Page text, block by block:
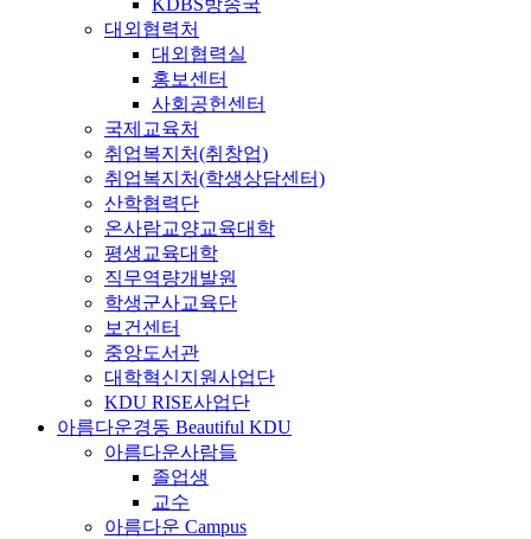
KDBS방송국
대외협력처
대외협력실
홍보센터
사회공헌센터
국제교육처
취업복지처(취창업)
취업복지처(학생상담센터)
산학협력단
온사람교양교육대학
평생교육대학
직무역량개발원
학생군사교육단
보건센터
중앙도서관
대학혁신지원사업단
KDU RISE사업단
아름다운경동 Beautiful KDU
아름다운사람들
졸업생
교수
아름다운 Campus